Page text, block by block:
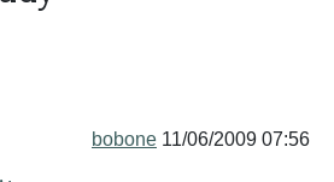
bobone 11/06/2009 07:56